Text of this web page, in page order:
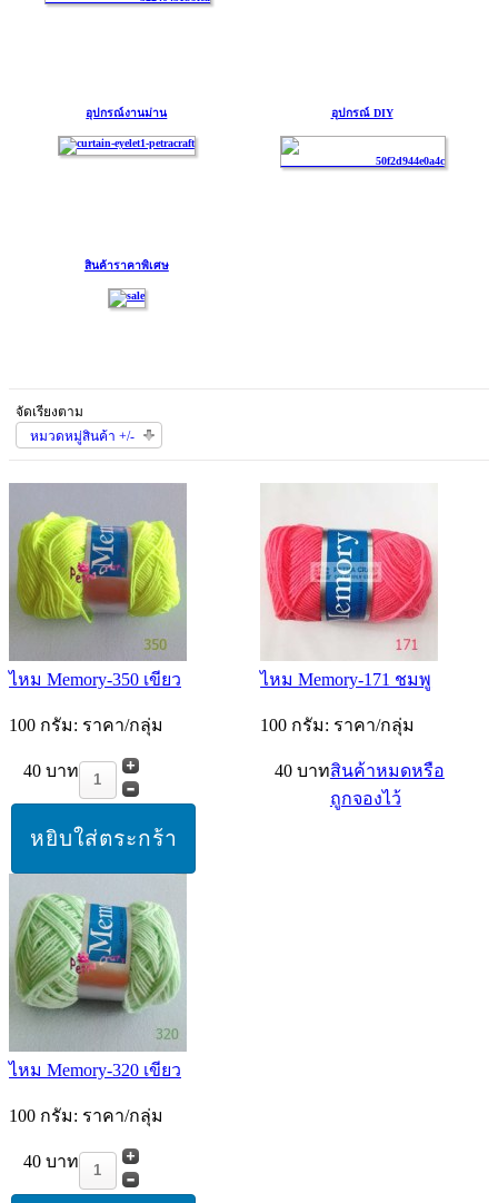
อุปกรณ์งานม่าน อุปกรณ์ DIY
สินค้าราคาพิเศษ
จัดเรียงตาม
หมวดหมู่สินค้า +/-
ไหม Memory-350 เขียว
100 กรัม: ราคา/กลุ่ม
40 บาท
ไหม Memory-171 ชมพู
100 กรัม: ราคา/กลุ่ม
40 บาทสินค้าหมดหรือ
ถูกจองไว้
ไหม Memory-320 เขียว
100 กรัม: ราคา/กลุ่ม
40 บาท